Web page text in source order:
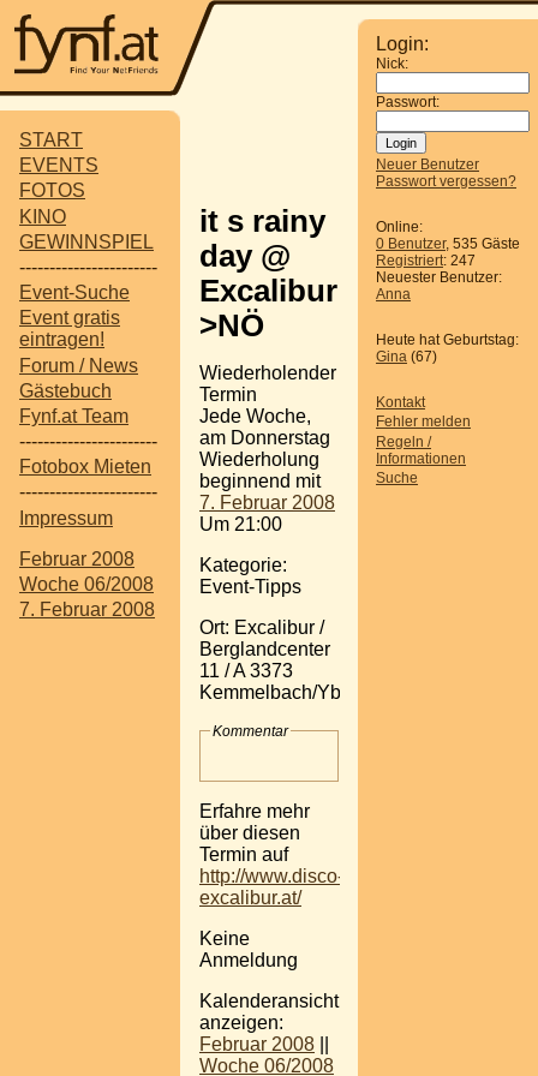
START
EVENTS
FOTOS
KINO
GEWINNSPIEL
-----------------------
Event-Suche
Event gratis
eintragen!
Forum / News
Gästebuch
Fynf.at Team
-----------------------
Fotobox Mieten
-----------------------
Impressum
Februar 2008
Woche 06/2008
7. Februar 2008
Login:
Nick:
Passwort:
Neuer Benutzer
Passwort vergessen?
Online:
0 Benutzer, 535 Gäste
Registriert: 247
Neuester Benutzer:
Anna
Heute hat Geburtstag:
Gina (67)
Kontakt
Fehler melden
Regeln /
Informationen
Suche
it s rainy
day @
Excalibur
>NÖ
Wiederholender
Termin
Jede Woche,
am Donnerstag
Wiederholung
beginnend mit
7. Februar 2008
Um 21:00
Kategorie:
Event-Tipps
Ort: Excalibur /
Berglandcenter
11 / A 3373
Kemmelbach/Ybbs
Kommentar
Erfahre mehr
über diesen
Termin auf
http://www.disco-
excalibur.at/
Keine
Anmeldung
Kalenderansicht
anzeigen:
Februar 2008
Woche 06/2008